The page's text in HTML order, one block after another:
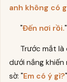
anh không có
"Đến nơi rồi.
Trước mắt là
dưới nắng
sờ: "Em có ý gì?